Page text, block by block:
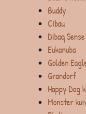
Buddy
Cibau
Dibaq Sense
Eukanuba
Golden
Grandorf
Happy Dog
Monster